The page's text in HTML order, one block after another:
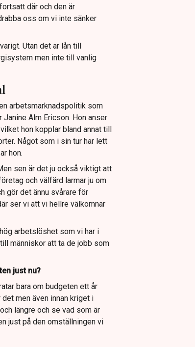
där och den är
oss om vi inte sänker
Utan det är lån till
men inte till vanlig
arbetsmarknadspolitik som
Alm Ericson. Hon anser
hon kopplar bland annat till
Något som i sin tur har lett
hon.
sen är det ju också viktigt att
och välfärd larmar ju om
gör det ännu svårare för
ser vi att vi hellre välkomnar
arbetslöshet som vi har i
människor att ta de jobb som
just nu?
bara om budgeten ett år
men även innan kriget i
längre och se vad som är
just på den omställningen vi